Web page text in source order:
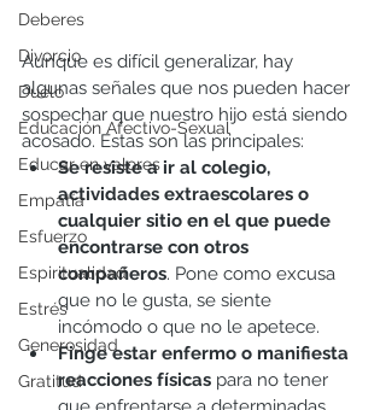
Deberes
Divorcio
Duelo
Educación Afectivo-Sexual
Educar en valores
Empatía
Esfuerzo
Espiritualidad
Estrés
Generosidad
Gratitud
Aunque es difícil generalizar, hay
algunas señales que nos pueden hacer
sospechar que nuestro hijo está siendo
acosado. Estas son las principales:
Se resiste a ir al colegio,
actividades extraescolares o
cualquier sitio en el que puede
encontrarse con otros
compañeros. Pone como excusa
que no le gusta, se siente
incómodo o que no le apetece.
Finge estar enfermo o manifiesta
reacciones físicas para no tener